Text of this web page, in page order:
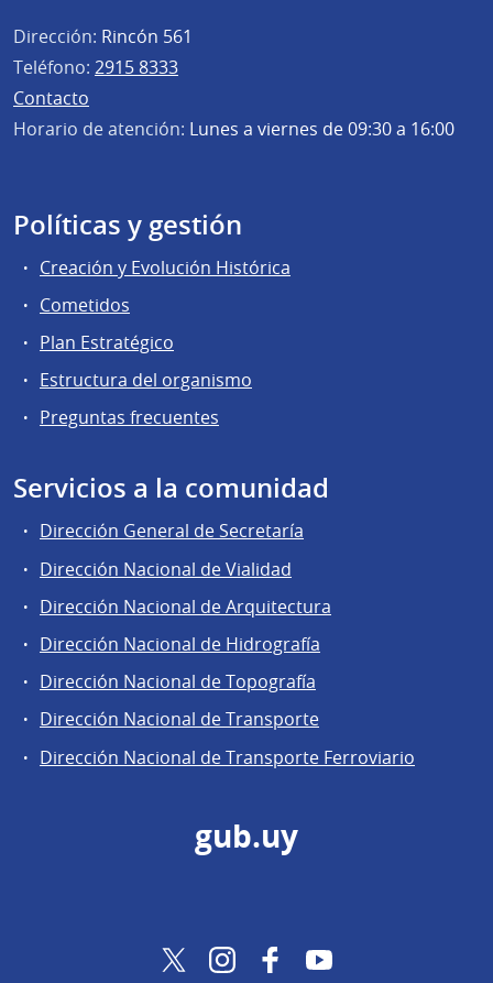
Dirección: Rincón 561
Teléfono: 2915 8333
Contacto
Horario de atención: Lunes a viernes de 09:30 a 16:00
Políticas y gestión
Creación y Evolución Histórica
Cometidos
Plan Estratégico
Estructura del organismo
Preguntas frecuentes
Servicios a la comunidad
Dirección General de Secretaría
Dirección Nacional de Vialidad
Dirección Nacional de Arquitectura
Dirección Nacional de Hidrografía
Dirección Nacional de Topografía
Dirección Nacional de Transporte
Dirección Nacional de Transporte Ferroviario
gub.uy
TwitterInstagramFacebookYouTube